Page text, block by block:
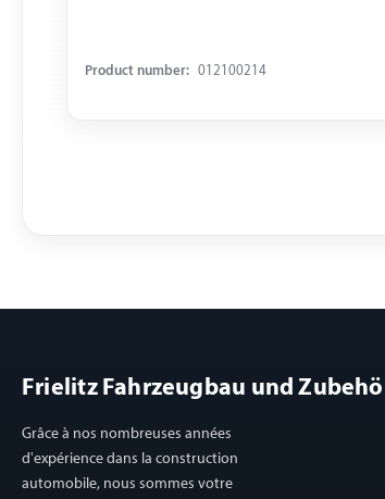
Product number: 012100214
Frielitz Fahrzeugbau und
Grâce à nos nombreuses années
d'expérience dans la construction
automobile, nous sommes votre